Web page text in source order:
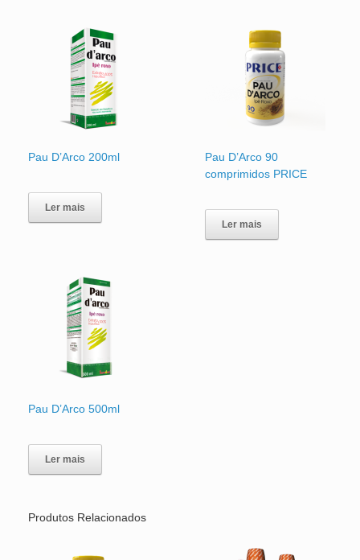
Pau D’Arco 200ml
Ler mais
Pau D’Arco 90
comprimidos PRICE
Ler mais
Pau D’Arco 500ml
Ler mais
Produtos Relacionados